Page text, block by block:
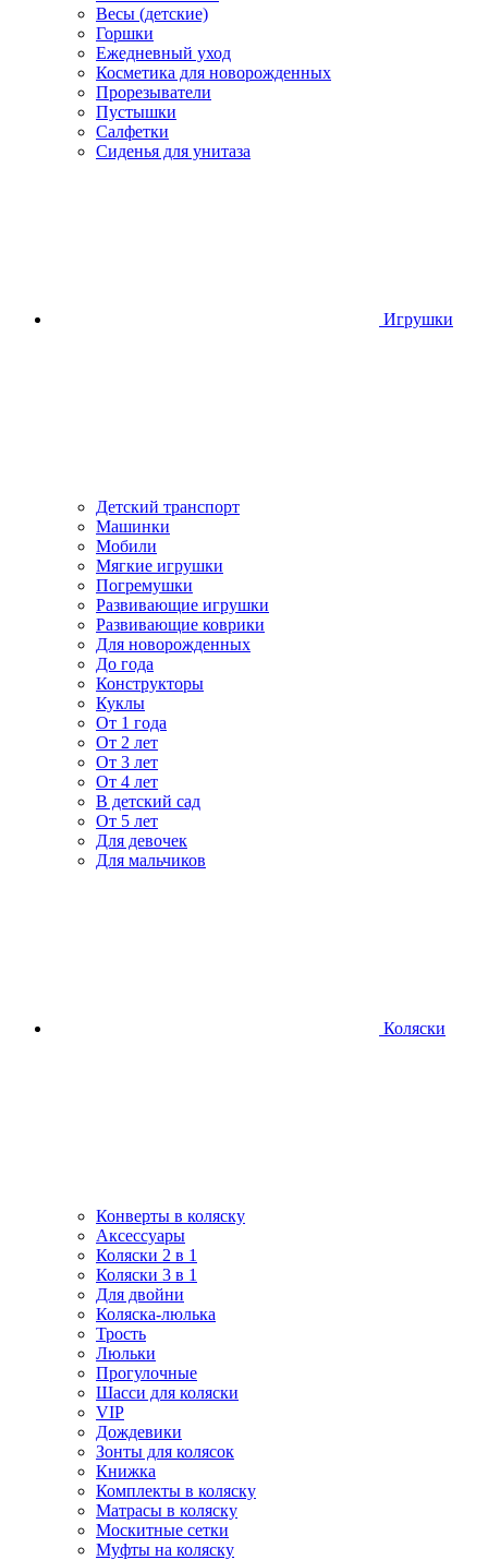
Весы (детские)
Горшки
Ежедневный уход
Косметика для новорожденных
Прорезыватели
Пустышки
Салфетки
Сиденья для унитаза
Игрушки
Детский транспорт
Машинки
Мобили
Мягкие игрушки
Погремушки
Развивающие игрушки
Развивающие коврики
Для новорожденных
До года
Конструкторы
Куклы
От 1 года
От 2 лет
От 3 лет
От 4 лет
В детский сад
От 5 лет
Для девочек
Для мальчиков
Коляски
Конверты в коляску
Аксессуары
Коляски 2 в 1
Коляски 3 в 1
Для двойни
Коляска-люлька
Трость
Люльки
Прогулочные
Шасси для коляски
VIP
Дождевики
Зонты для колясок
Книжка
Комплекты в коляску
Матрасы в коляску
Москитные сетки
Муфты на коляску